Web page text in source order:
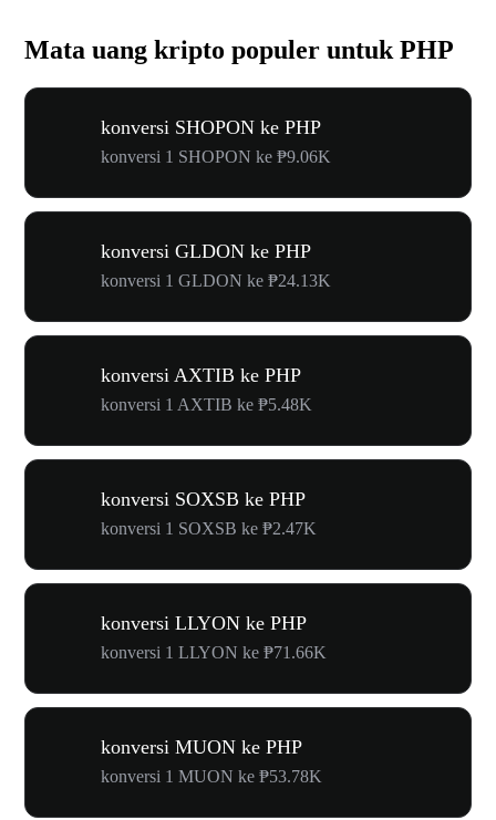
Mata uang kripto populer untuk PHP
konversi SHOPON ke PHP
konversi 1 SHOPON ke ₱9.06K
konversi GLDON ke PHP
konversi 1 GLDON ke ₱24.13K
konversi AXTIB ke PHP
konversi 1 AXTIB ke ₱5.48K
konversi SOXSB ke PHP
konversi 1 SOXSB ke ₱2.47K
konversi LLYON ke PHP
konversi 1 LLYON ke ₱71.66K
konversi MUON ke PHP
konversi 1 MUON ke ₱53.78K